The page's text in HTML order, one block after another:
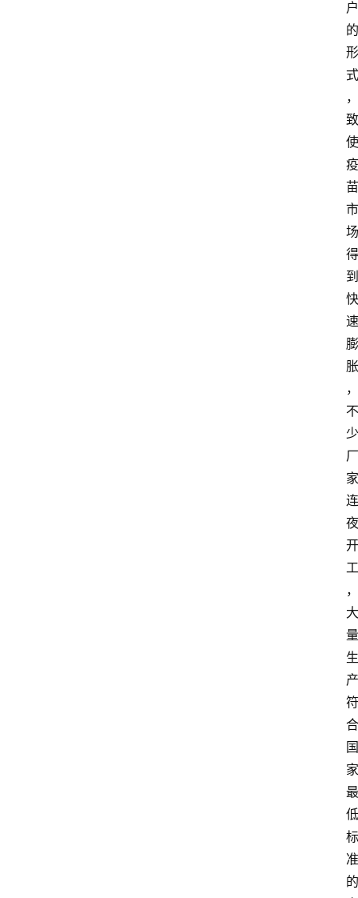
户
的
形
式
，
致
使
疫
苗
市
场
得
到
快
速
膨
胀
，
不
少
厂
家
连
夜
开
工
，
大
量
生
产
符
合
国
家
最
低
标
准
的